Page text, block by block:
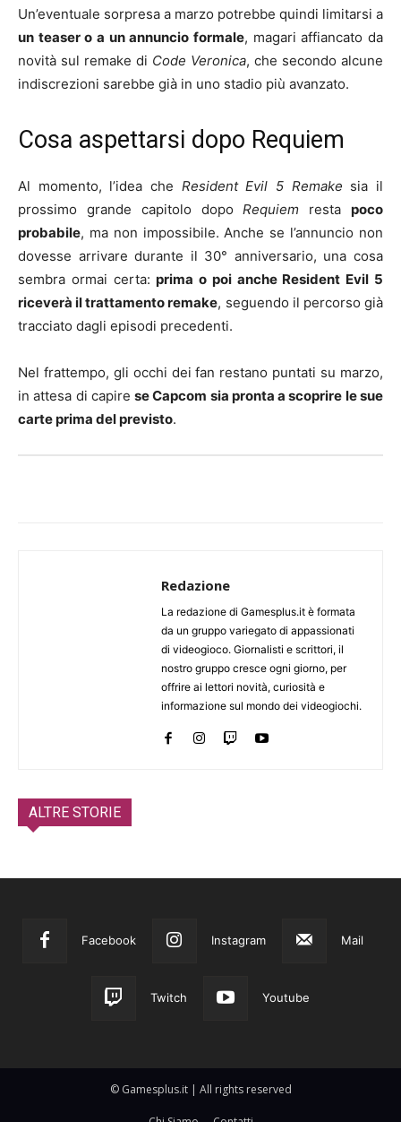
Un’eventuale sorpresa a marzo potrebbe quindi limitarsi a
un teaser o a un annuncio formale, magari affiancato da
novità sul remake di Code Veronica, che secondo alcune
indiscrezioni sarebbe già in uno stadio più avanzato.
Cosa aspettarsi dopo Requiem
Al momento, l’idea che Resident Evil 5 Remake sia il
prossimo grande capitolo dopoRequiem restapoco
probabile, ma non impossibile. Anche se l’annuncio non
dovesse arrivare durante il 30° anniversario, una cosa
sembra ormai certa:prima o poi anche Resident Evil 5
riceverà il trattamento remake, seguendo il percorso già
tracciato dagli episodi precedenti.
Nel frattempo, gli occhi dei fan restano puntati su marzo,
in attesa di capirese Capcom sia pronta a scoprire le sue
carte prima del previsto.
Redazione
La redazione di Gamesplus.it è formata
da un gruppo variegato di appassionati
di videogioco. Giornalisti e scrittori, il
nostro gruppo cresce ogni giorno, per
offrire ai lettori novità, curiosità e
informazione sul mondo dei videogiochi.
ALTRE STORIE
Facebook Instagram Mail
Twitch Youtube
© Gamesplus.it | All rights reserved